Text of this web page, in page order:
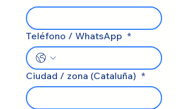
Teléfono / WhatsApp *
Ciudad / zona (Cataluña) *